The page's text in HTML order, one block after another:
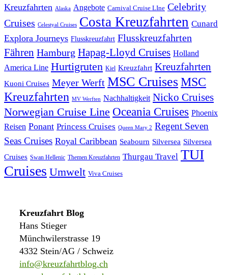
Kreuzfahrten
Alaska Angebote Carnival Cruise LIne Celebrity
Cruises Celestyal Cruises Costa Kreuzfahrten Cunard
Explora Journeys Flusskreuzfahrt Flusskreuzfahrten
Fähren Hamburg Hapag-Lloyd Cruises Holland
America Line Hurtigruten Kiel Kreuzfahrt Kreuzfahrten
Kuoni Cruises Meyer Werft MSC CruisesMSC
Kreuzfahrten MV Werften Nachhaltigkeit Nicko Cruises
Norwegian Cruise Line Oceania Cruises Phoenix
Reisen Ponant Princess Cruises Queen Mary 2 Regent Seven
Seas Cruises Royal Caribbean Seabourn Silversea Silversea
Cruises Swan Hellenic Themen Kreuzfahrten Thurgau Travel TUI
Cruises Umwelt Viva Cruises
Kreuzfahrt Blog
Hans Stieger
Münchwilerstrasse 19
4332 Stein/AG / Schweiz
info@kreuzfahrtblog.ch